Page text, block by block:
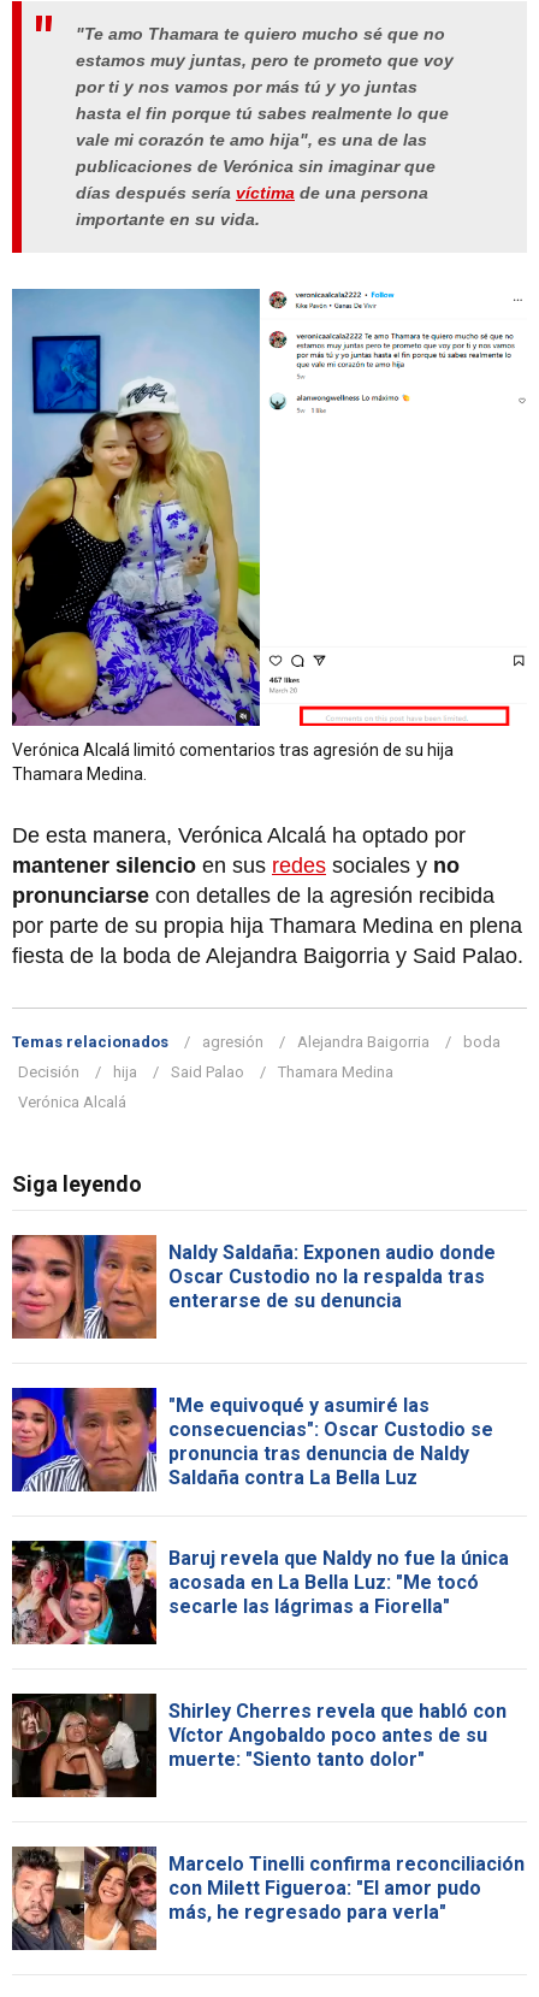
"Te amo Thamara te quiero mucho sé que no
estamos muy juntas, pero te prometo que voy
por ti y nos vamos por más tú y yo juntas
hasta el fin porque tú sabes realmente lo que
vale mi corazón te amo hija", es una de las
publicaciones de Verónica sin imaginar que
días después sería víctima de una persona
importante en su vida.
Verónica Alcalá limitó comentarios tras agresión de su hija
Thamara Medina.
De esta manera, Verónica Alcalá ha optado por
mantener silencio en sus redes sociales y no
pronunciarse con detalles de la agresión recibida
por parte de su propia hija Thamara Medina en plena
fiesta de la boda de Alejandra Baigorria y Said Palao.
Temas relacionados agresión Alejandra Baigorria
boda
Decisión
hija Said Palao
Thamara Medina
Verónica Alcalá
Siga leyendo
Naldy Saldaña: Exponen audio donde
Oscar Custodio no la respalda tras
enterarse de su denuncia
"Me equivoqué y asumiré las
consecuencias": Oscar Custodio se
pronuncia tras denuncia de Naldy
Saldaña contra La Bella Luz
Baruj revela que Naldy no fue la única
acosada en La Bella Luz: "Me tocó
secarle las lágrimas a Fiorella"
Shirley Cherres revela que habló con
Víctor Angobaldo poco antes de su
muerte: "Siento tanto dolor"
Marcelo Tinelli confirma reconciliación
con Milett Figueroa: "El amor pudo
más, he regresado para verla"